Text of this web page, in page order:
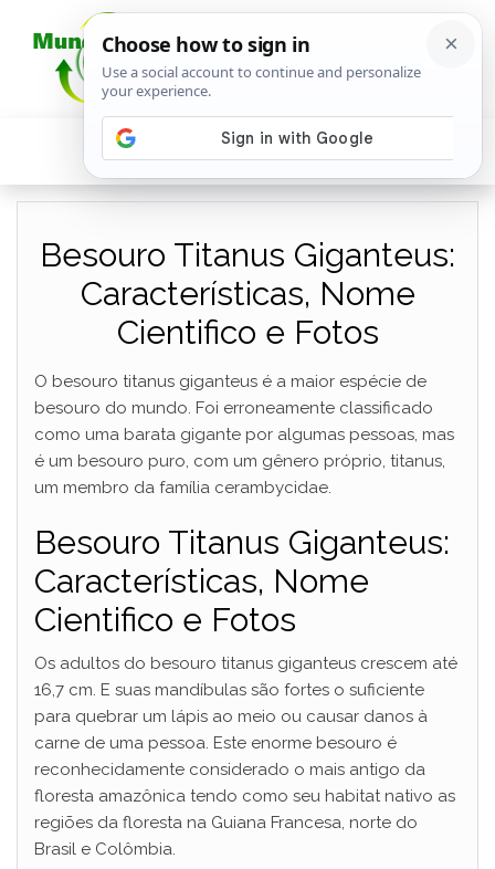
Besouro Titanus Giganteus:
Características, Nome
Cientifico e Fotos
O besouro titanus giganteus é a maior espécie de
besouro do mundo. Foi erroneamente classificado
como uma barata gigante por algumas pessoas, mas
é um besouro puro, com um gênero próprio, titanus,
um membro da família cerambycidae.
Besouro Titanus Giganteus:
Características, Nome
Cientifico e Fotos
Os adultos do besouro titanus giganteus crescem até
16,7 cm. E suas mandíbulas são fortes o suficiente
para quebrar um lápis ao meio ou causar danos à
carne de uma pessoa. Este enorme besouro é
reconhecidamente considerado o mais antigo da
floresta amazônica tendo como seu habitat nativo as
regiões da floresta na Guiana Francesa, norte do
Brasil e Colômbia.